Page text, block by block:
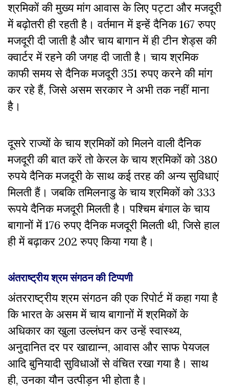
श्रमिकों की मुख्य मांग आवास के लिए पट्टा और मजदूरी
में बढ़ोतरी ही रहती है। वर्तमान में इन्हें दैनिक 167 रुपए
मजदूरी दी जाती है और चाय बागान में ही टीन शेड्स की
क्वार्टर में रहने की जगह दी जाती है। चाय श्रमिक
काफी समय से दैनिक मजदूरी 351 रुपए करने की मांग
कर रहे हैं, जिसे असम सरकार ने अभी तक नहीं माना
है।
दूसरे राज्यों के चाय श्रमिकों को मिलने वाली दैनिक
मजदूरी की बात करें तो केरल के चाय श्रमिकों को 380
रुपये दैनिक मजदूरी के साथ कई तरह की अन्य सुविधाएं
मिलती हैं। जबकि तमिलनाडु के चाय श्रमिकों को 333
रूपये दैनिक मजदूरी मिलती है। पश्चिम बंगाल के चाय
बागानों में 176 रुपए दैनिक मजदूरी मिलती थी, जिसे हाल
ही में बढ़ाकर 202 रुपए किया गया है।
अंतराष्ट्रीय श्रम संगठन की टिप्पणी
अंतरराष्ट्रीय श्रम संगठन की एक रिपोर्ट में कहा गया है
कि भारत के असम में चाय बागानों में श्रमिकों के
अधिकार का खुला उल्लंघन कर उन्हें स्वास्थ्य,
अनुदानित दर पर खाद्यान्न, आवास और साफ पेयजल
आदि बुनियादी सुविधाओं से वंचित रखा गया है। साथ
ही, उनका यौन उत्पीड़न भी होता है।